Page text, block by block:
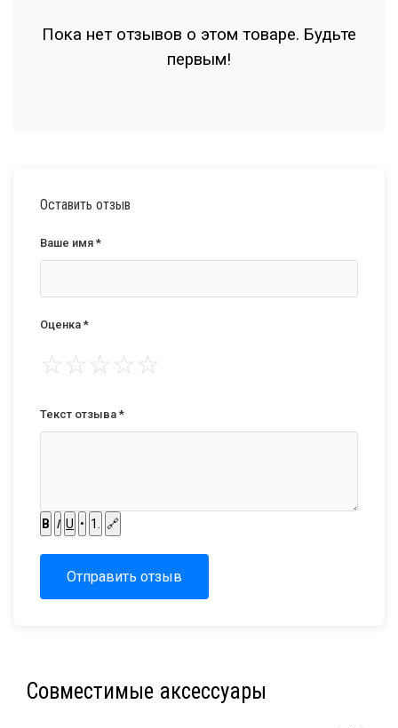
Пока нет отзывов о этом товаре. Будьте
первым!
Оставить отзыв
Ваше имя *
Оценка *
☆☆☆☆☆
Текст отзыва *
B I U • 1. 🔗
Отправить отзыв
Совместимые аксессуары